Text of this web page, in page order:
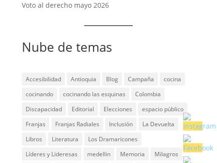
Voto al derecho mayo 2026
Nube de temas
Accesibilidad Antioquia Blog Campaña
cocina
cocinando
cocinando las esquinas
Colombia
Discapacidad
Editorial Elecciones
espacio público
Franjas
Franjas Radiales Inclusión
La Devuelta
Libros
Literatura
Los Dramaricones
Líderes y Lideresas
medellin Memoria
Milagros